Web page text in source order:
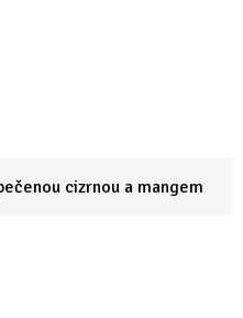
cizrnou a mangem